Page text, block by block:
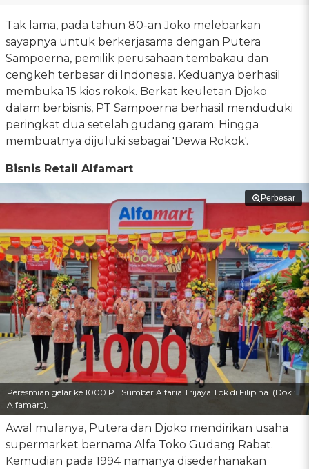
Tak lama, pada tahun 80-an Joko melebarkan
sayapnya untuk berkerjasama dengan Putera
Sampoerna, pemilik perusahaan tembakau dan
cengkeh terbesar di Indonesia. Keduanya berhasil
membuka 15 kios rokok. Berkat keuletan Djoko
dalam berbisnis, PT Sampoerna berhasil menduduki
peringkat dua setelah gudang garam. Hingga
membuatnya dijuluki sebagai 'Dewa Rokok'.
Bisnis Retail Alfamart
Perbesar
Peresmian gelar ke 1000 PT Sumber Alfaria Trijaya Tbk di Filipina. (Dok :
Alfamart).
Awal mulanya, Putera dan Djoko mendirikan usaha
supermarket bernama Alfa Toko Gudang Rabat.
Kemudian pada 1994 namanya disederhanakan